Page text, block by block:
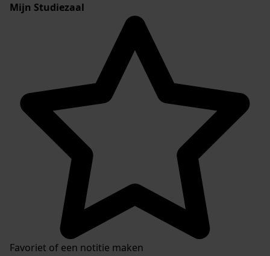
Mijn Studiezaal
Favoriet of een notitie maken